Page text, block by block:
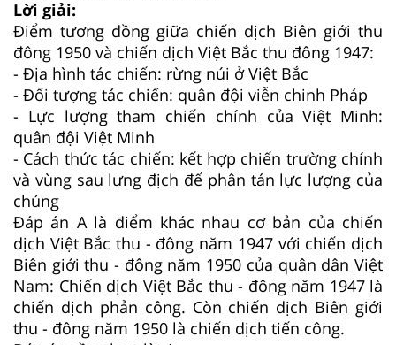
Lời giải:
Điểm tương đồng giữa chiến dịch Biên giới thu
đông 1950 và chiến dịch Việt Bắc thu đông 1947:
- Địa hình tác chiến: rừng núi ở Việt Bắc
- Đối tượng tác chiến: quân đội viễn chinh Pháp
- Lực lượng tham chiến chính của Việt Minh:
quân đội Việt Minh
- Cách thức tác chiến: kết hợp chiến trường chính
và vùng sau lưng địch để phân tán lực lượng của
chúng
Đáp án A là điểm khác nhau cơ bản của chiến
dịch Việt Bắc thu - đông năm 1947 với chiến dịch
Biên giới thu - đông năm 1950 của quân dân Việt
Nam: Chiến dịch Việt Bắc thu - đông năm 1947 là
chiến dịch phản công. Còn chiến dịch Biên giới
thu - đông năm 1950 là chiến dịch tiến công.